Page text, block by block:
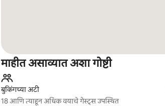
माहीत असाव्यात अशा गोष्टी
बुकिंगच्या अटी
18 आणि त्याहून अधिक वयाचे गेस्ट्स उपस्थित